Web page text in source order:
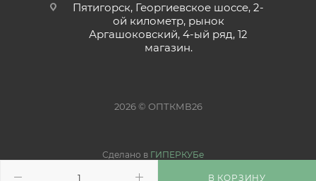
В КОРЗИНУ
Пятигорск, Георгиевское шоссе, 2-
ой километр, рынок
Аргашоковский, 4-ый ряд, 12
магазин.
2026 © ОПТКМВ26
Сделано в ГИПЕРКУБе